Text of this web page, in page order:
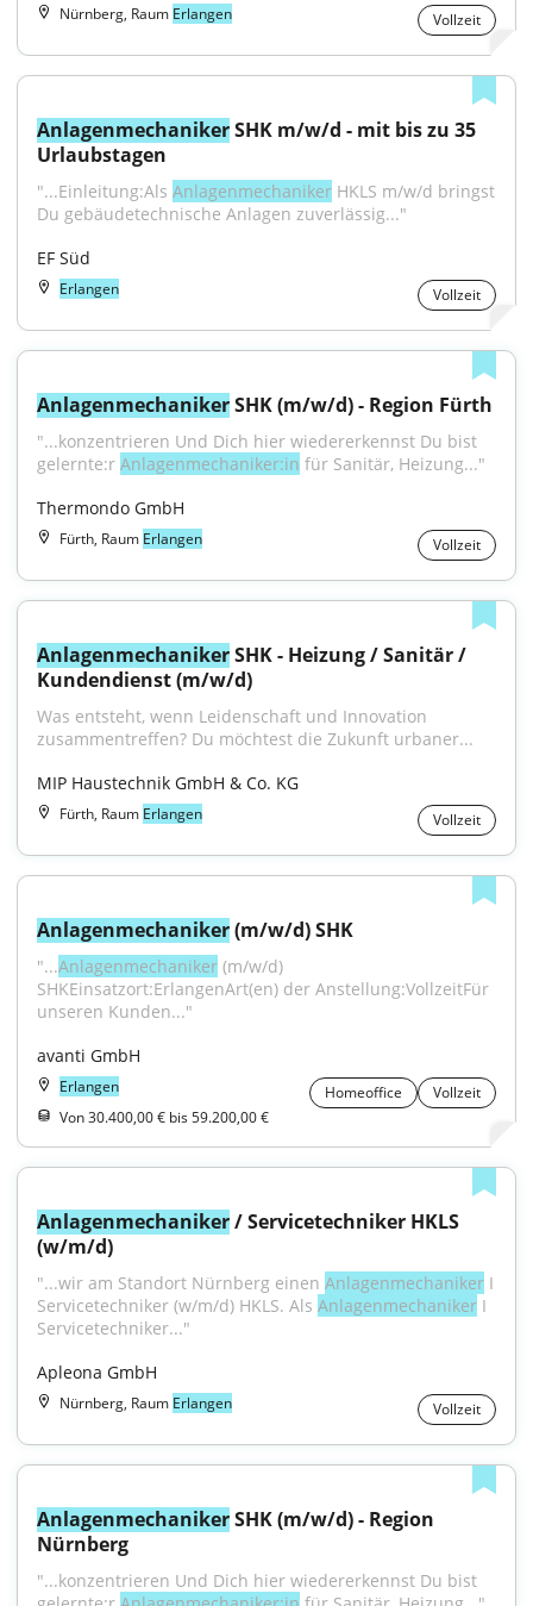
Nürnberg, Raum Erlangen Vollzeit
Anlagenmechaniker SHK m/w/d - mit bis zu 35
Urlaubstagen
"...Einleitung:Als Anlagenmechaniker HKLS m/w/d bringst
Du gebäudetechnische Anlagen zuverlässig..."
EF Süd
Erlangen Vollzeit
Anlagenmechaniker SHK (m/w/d) - Region Fürth
"...konzentrieren Und Dich hier wiedererkennst Du bist
gelernte:r Anlagenmechaniker:in für Sanitär, Heizung..."
Thermondo GmbH
Fürth, Raum Erlangen Vollzeit
Anlagenmechaniker SHK - Heizung / Sanitär /
Kundendienst (m/w/d)
Was entsteht, wenn Leidenschaft und Innovation
zusammentreffen? Du möchtest die Zukunft urbaner...
MIP Haustechnik GmbH & Co. KG
Fürth, Raum Erlangen Vollzeit
Anlagenmechaniker (m/w/d) SHK
"...Anlagenmechaniker (m/w/d)
SHKEinsatzort:ErlangenArt(en) der Anstellung:VollzeitFür
unseren Kunden..."
avanti GmbH
Erlangen Homeoffice
Vollzeit
Von 30.400,00 € bis 59.200,00 €
Anlagenmechaniker / Servicetechniker HKLS
(w/m/d)
"...wir am Standort Nürnberg einen Anlagenmechaniker I
Servicetechniker (w/m/d) HKLS. Als Anlagenmechaniker I
Servicetechniker..."
Apleona GmbH
Nürnberg, Raum Erlangen Vollzeit
Anlagenmechaniker SHK (m/w/d) - Region
Nürnberg
"...konzentrieren Und Dich hier wiedererkennst Du bist